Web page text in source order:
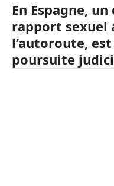
En Espagne,
rapport sexuel
l’autoroute,
poursuite